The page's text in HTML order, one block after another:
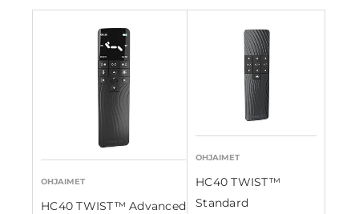
OHJAIMET
HC40 TWIST™ Advanced
OHJAIMET
HC40 TWIST™
Standard